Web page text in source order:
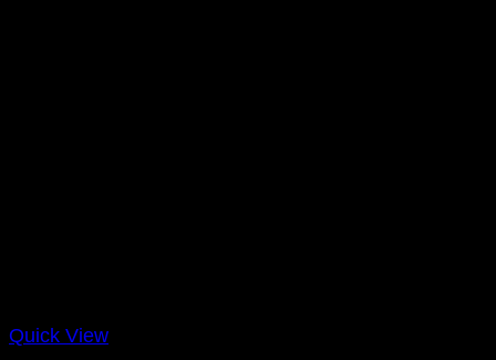
Quick View